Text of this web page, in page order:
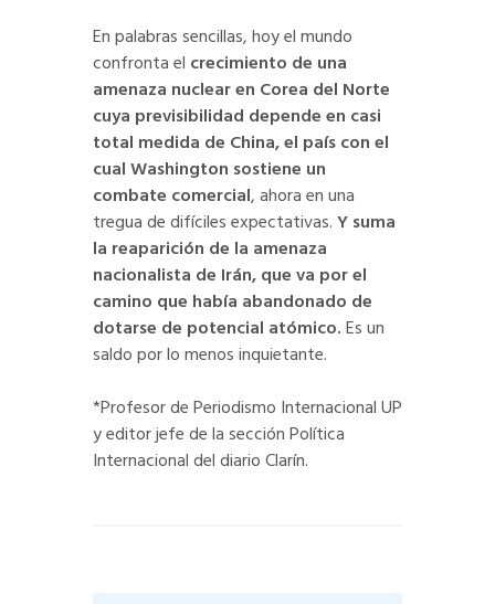
En palabras sencillas, hoy el mundo
confronta el crecimiento de una
amenaza nuclear en Corea del Norte
cuya previsibilidad depende en casi
total medida de China, el país con el
cual Washington sostiene un
combate comercial, ahora en una
tregua de difíciles expectativas.Y suma
la reaparición de la amenaza
nacionalista de Irán, que va por el
camino que había abandonado de
dotarse de potencial atómico.Es un
saldo por lo menos inquietante.
*Profesor de Periodismo Internacional UP
y editor jefe de la sección Política
Internacional del diario Clarín.